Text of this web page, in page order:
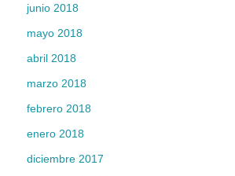
junio 2018
mayo 2018
abril 2018
marzo 2018
febrero 2018
enero 2018
diciembre 2017